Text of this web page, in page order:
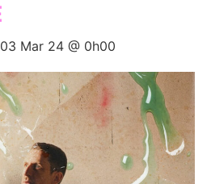
03 Mar 24 @ 0h00